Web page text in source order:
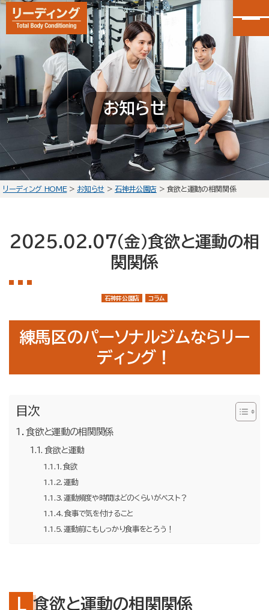
カンタン30秒申し込み
LINEで無料体験予約
大泉学園店 会員予約
石神井公園店 会員予約
初回体験の流れ
トレーナー紹介
お知らせ
運営会社情報
採用情報
プライバシーポリシー
お知らせ
リーディング HOME> お知らせ > 石神井公園店> 食欲と運動の相関関係
2025.02.07(金)食欲と運動の相
関関係
石神井公園店 コラム
練馬区のパーソナルジムならリー
ディング！
目次
食欲と運動の相関関係
食欲と運動
食欲
運動
運動頻度や時間はどのくらいがベスト？
食事で気を付けること
運動前にもしっかり食事をとろう！
食欲と運動の相関関係